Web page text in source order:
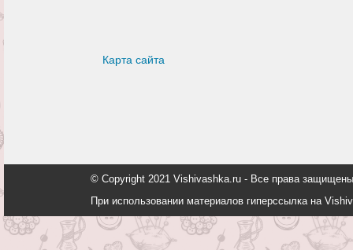
Карта сайта
© Copyright 2021 Vishivashka.ru - Все права
При использовании материалов гиперссылка на